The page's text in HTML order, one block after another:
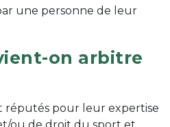
une personne de leur
on arbitre
réputés pour leur expertise